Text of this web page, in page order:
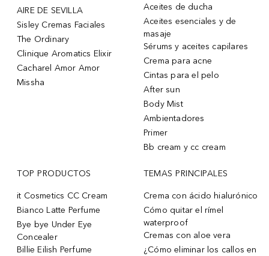
AIRE DE SEVILLA
Sisley Cremas Faciales
The Ordinary
Clinique Aromatics Elixir
Cacharel Amor Amor
Missha
Aceites de ducha
Aceites esenciales y de
masaje
Sérums y aceites capilares
Crema para acne
Cintas para el pelo
After sun
Body Mist
Ambientadores
Primer
Bb cream y cc cream
TOP PRODUCTOS
it Cosmetics CC Cream
Bianco Latte Perfume
Bye bye Under Eye
Concealer
Billie Eilish Perfume
TEMAS PRINCIPALES
Crema con ácido hialurónico
Cómo quitar el rímel
waterproof
Cremas con aloe vera
¿Cómo eliminar los callos en